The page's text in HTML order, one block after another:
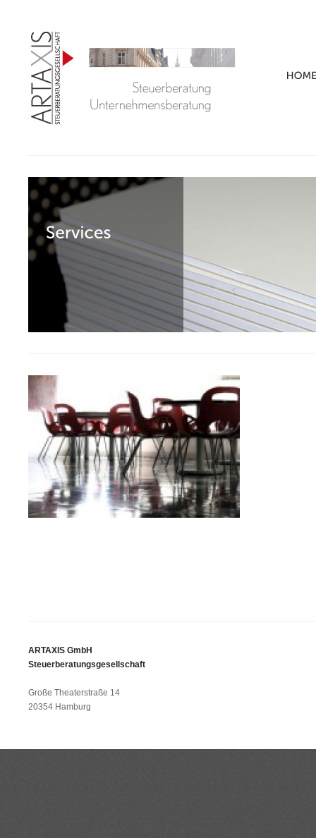
ARTAXIS GmbH
Steuerberatungsgesellschaft
Große Theaterstraße 14
20354 Hamburg